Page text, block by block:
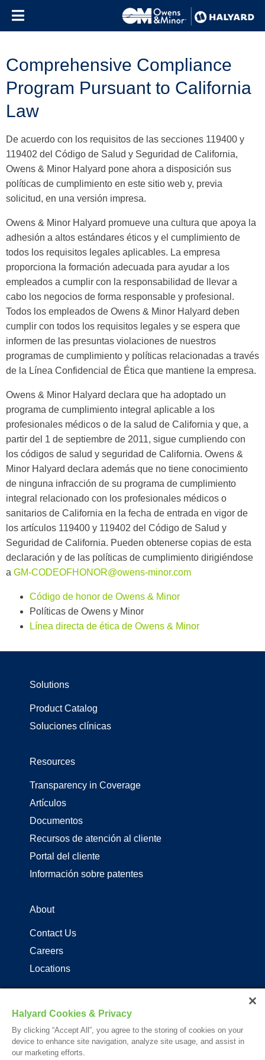
Comprehensive Compliance
Program Pursuant to California
Law
De acuerdo con los requisitos de las secciones 119400 y
119402 del Código de Salud y Seguridad de California,
Owens & Minor Halyard pone ahora a disposición sus
políticas de cumplimiento en este sitio web y, previa
solicitud, en una versión impresa.
Owens & Minor Halyard promueve una cultura que apoya la
adhesión a altos estándares éticos y el cumplimiento de
todos los requisitos legales aplicables. La empresa
proporciona la formación adecuada para ayudar a los
empleados a cumplir con la responsabilidad de llevar a
cabo los negocios de forma responsable y profesional.
Todos los empleados de Owens & Minor Halyard deben
cumplir con todos los requisitos legales y se espera que
informen de las presuntas violaciones de nuestros
programas de cumplimiento y políticas relacionadas a través
de la Línea Confidencial de Ética que mantiene la empresa.
Owens & Minor Halyard declara que ha adoptado un
programa de cumplimiento integral aplicable a los
profesionales médicos o de la salud de California y que, a
partir del 1 de septiembre de 2011, sigue cumpliendo con
los códigos de salud y seguridad de California. Owens &
Minor Halyard declara además que no tiene conocimiento
de ninguna infracción de su programa de cumplimiento
integral relacionado con los profesionales médicos o
sanitarios de California en la fecha de entrada en vigor de
los artículos 119400 y 119402 del Código de Salud y
Seguridad de California. Pueden obtenerse copias de esta
declaración y de las políticas de cumplimiento dirigiéndose
a GM-CODEOFHONOR@owens-minor.com
Código de honor de Owens & Minor
Políticas de Owens y Minor
Línea directa de ética de Owens & Minor
Solutions
Product Catalog
Soluciones clínicas
Resources
Transparency in Coverage
Artículos
Documentos
Recursos de atención al cliente
Portal del cliente
Información sobre patentes
About
Contact Us
Careers
Locations
Halyard Cookies & Privacy
By clicking “Accept All”, you agree to the storing of cookies on your
device to enhance site navigation, analyze site usage, and assist in
our marketing efforts.